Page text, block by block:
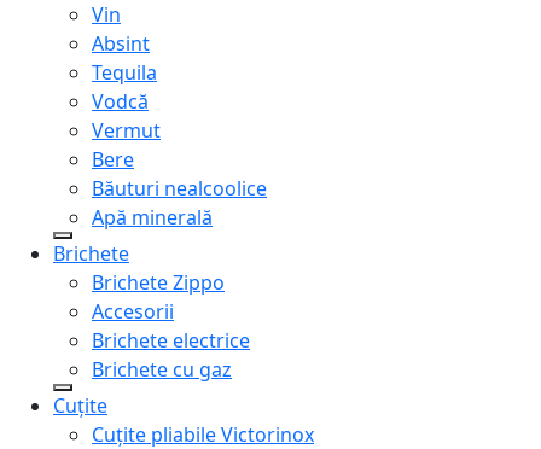
Vin
Absint
Tequila
Vodcă
Vermut
Bere
Băuturi nealcoolice
Apă minerală
Brichete
Brichete Zippo
Accesorii
Brichete electrice
Brichete cu gaz
Cuțite
Cuțite pliabile Victorinox